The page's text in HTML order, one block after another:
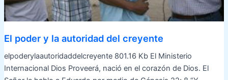
El poder y la autoridad del creyente
elpoderylaautoridaddelcreyente 801.16 Kb El Ministerio
Internacional Dios Proveerá, nació en el corazón de Dios. El